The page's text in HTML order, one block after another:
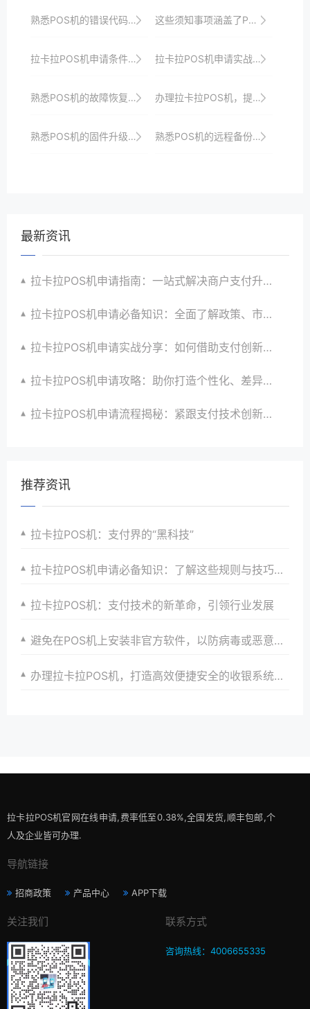
熟悉POS机的错误代码及其解决方法。 这些须知事项涵盖了POS机的日常使用、安全管理、性能优化、故障排查等多个方面，旨在帮助用户全面了解和高效使用拉卡拉POS机。
拉卡拉POS机申请条件及审核时间详解 拉卡拉POS机申请实战：如何高效完成申请流程
熟悉POS机的故障恢复流程。 办理拉卡拉POS机，提升店铺竞争力与顾客忠诚度
熟悉POS机的固件升级流程，以便获取新功能。 熟悉POS机的远程备份功能，以防数据丢失。
最新资讯
拉卡拉POS机申请指南：一站式解决商户支付升级、智能化与创新需求
拉卡拉POS机申请必备知识：全面了解政策、市场、技术与创新趋势
拉卡拉POS机申请实战分享：如何借助支付创新技术提升商户运营效益与效率
拉卡拉POS机申请攻略：助你打造个性化、差异化支付体验以提升竞争力
拉卡拉POS机申请流程揭秘：紧跟支付技术创新步伐，抢占市场先机
推荐资讯
拉卡拉POS机：支付界的“黑科技”
拉卡拉POS机申请必备知识：了解这些规则与技巧，助力支付升级
拉卡拉POS机：支付技术的新革命，引领行业发展
避免在POS机上安装非官方软件，以防病毒或恶意软件。
办理拉卡拉POS机，打造高效便捷安全的收银系统，提升商家收银效率、品牌形象与顾客支付体验
拉卡拉POS机官网在线申请,费率低至0.38%,全国发货,顺丰包邮,个
人及企业皆可办理.
导航链接
招商政策 产品中心 APP下载
关注我们 联系方式
咨询热线：4006655335